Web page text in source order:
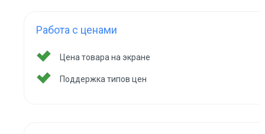
Работа с ценами
Цена товара на экране
Поддержка типов цен